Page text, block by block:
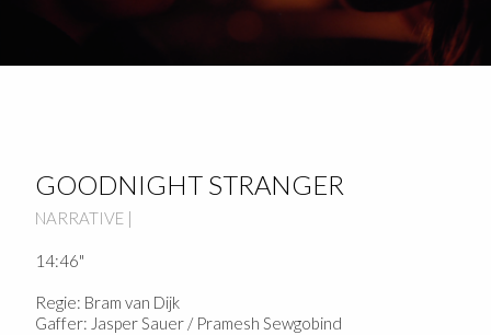
GOODNIGHT STRANGER
NARRATIVE |
14:46"
Regie: Bram van Dijk
Gaffer: Jasper Sauer / Pramesh Sewgobind